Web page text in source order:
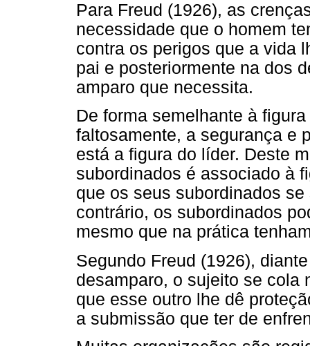
Para Freud (1926), as
necessidade que o homem
contra os perigos que a vida
pai e posteriormente na dos
amparo que necessita.
De forma semelhante à
faltosamente, a segurança e
está a figura do líder. Deste
subordinados é associado à
que os seus subordinados
contrário, os subordinados
mesmo que na prática
Segundo Freud (1926),
desamparo, o sujeito se cola
que esse outro lhe dê
a submissão que ter de